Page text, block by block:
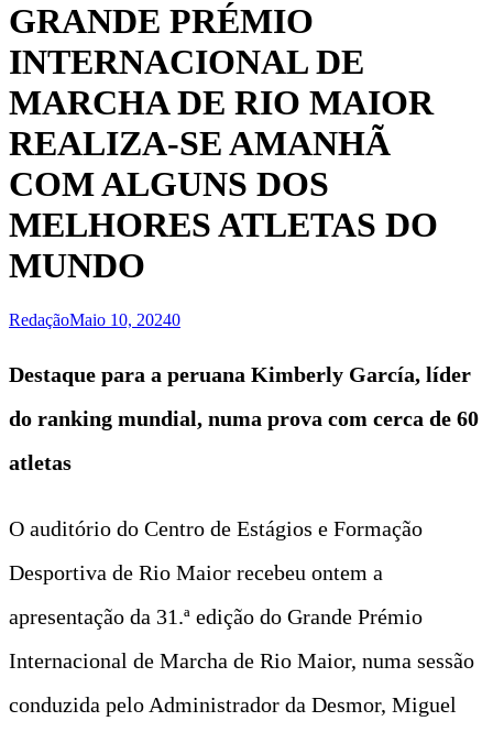
GRANDE PRÉMIO
INTERNACIONAL DE
MARCHA DE RIO MAIOR
REALIZA-SE AMANHÃ
COM ALGUNS DOS
MELHORES ATLETAS DO
MUNDO
RedaçãoMaio 10, 20240
Destaque para a peruana Kimberly García, líder
do ranking mundial, numa prova com cerca de 60
atletas
O auditório do Centro de Estágios e Formação
Desportiva de Rio Maior recebeu ontem a
apresentação da 31.ª edição do Grande Prémio
Internacional de Marcha de Rio Maior, numa sessão
conduzida pelo Administrador da Desmor, Miguel